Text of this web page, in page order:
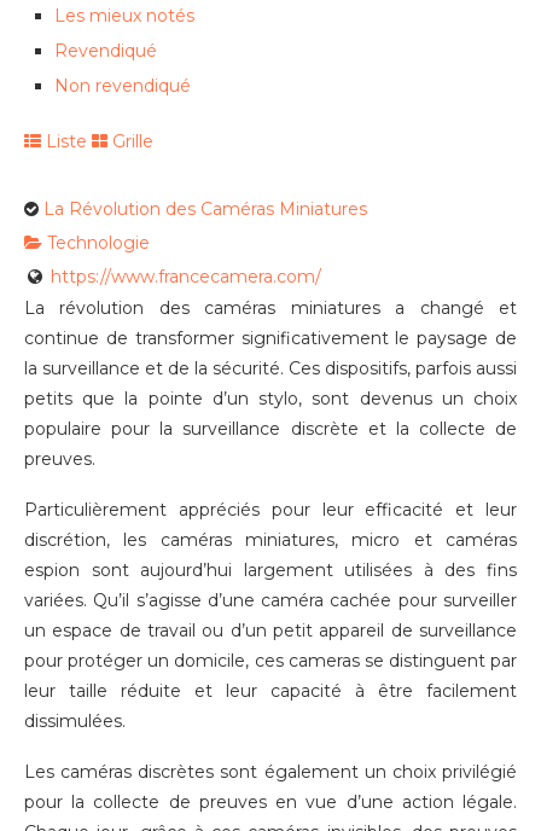
Les mieux notés
Revendiqué
Non revendiqué
Liste Grille
La Révolution des Caméras Miniatures
Technologie
https://www.francecamera.com/
La révolution des caméras miniatures a changé et
continue de transformer significativement le paysage de
la surveillance et de la sécurité. Ces dispositifs, parfois aussi
petits que la pointe d’un stylo, sont devenus un choix
populaire pour la surveillance discrète et la collecte de
preuves.
Particulièrement appréciés pour leur efficacité et leur
discrétion, les caméras miniatures, micro et caméras
espion sont aujourd’hui largement utilisées à des fins
variées. Qu’il s’agisse d’une caméra cachée pour surveiller
un espace de travail ou d’un petit appareil de surveillance
pour protéger un domicile, ces cameras se distinguent par
leur taille réduite et leur capacité à être facilement
dissimulées.
Les caméras discrètes sont également un choix privilégié
pour la collecte de preuves en vue d’une action légale.